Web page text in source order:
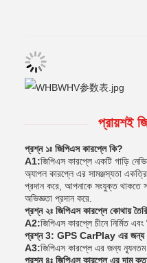
প্রায়শই
প্রশ্ন ১ঃ জিপিএস কারপ্লে কি?
A1:জিপিএস কারপ্লে একটি গাড়ি
অ্যাপল কারপ্লে এর সামঞ্জস্যতা
প্রদান করে, আপনাকে সংযুক্ত থাকতে
অভিজ্ঞতা প্রদান করে.
প্রশ্ন ২ঃ জিপিএস কারপ্লে কোথায়
A2:জিপিএস কারপ্লে চীনে নির্মিত
প্রশ্ন 3: GPS CarPlay এর জন্য
A3:জিপিএস কারপ্লে এর জন্য ন্যূনতম
প্রশ্ন ৪ঃ জিপিএস কারপ্লে এর দাম